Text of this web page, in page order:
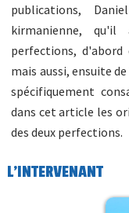
publications,
kirmanienne,
perfections,
mais aussi, ensuite
spécifiquement
dans cet article les
des deux perfections.
L'INTERVENANT